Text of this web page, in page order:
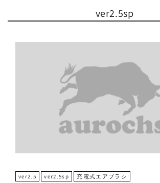
ver2.5sp
ver2.5 ver2.5sp 充電式エアブラシ